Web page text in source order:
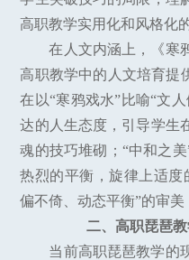
高职教学实用化和风格化
在人文内涵上，《寒
高职教学中的人文培育提
在以“寒鸦戏水”比喻“文
达的人生态度，引导学生
魂的技巧堆砌；“中和之
热烈的平衡，旋律上适度
偏不倚、动态平衡”的审美
二、高职琵琶
当前高职琵琶教学的